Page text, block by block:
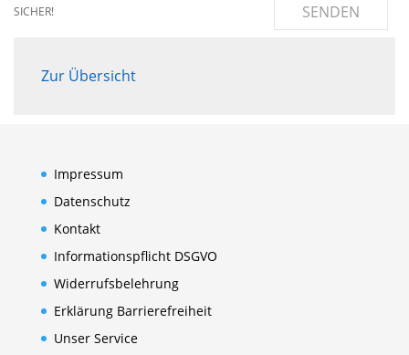
SICHER! SENDEN
Zur Übersicht
Impressum
Datenschutz
Kontakt
Informationspflicht DSGVO
Widerrufsbelehrung
Erklärung Barrierefreiheit
Unser Service